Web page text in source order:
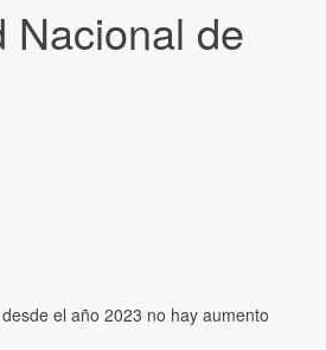
Nacional de
el año 2023 no hay aumento